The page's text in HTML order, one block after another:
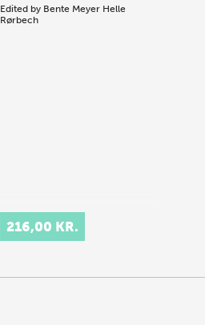
Edited by Bente Meyer Helle
Rørbech
216,00 KR.